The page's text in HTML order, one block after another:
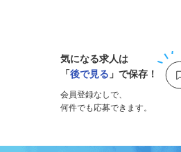
気になる求人は
「後で見る 」で保存！
会員登録なしで、
何件でも応募できます。